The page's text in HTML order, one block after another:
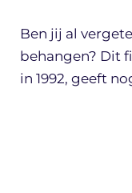
Ben jij al
behangen? Dit
in 1992, geeft